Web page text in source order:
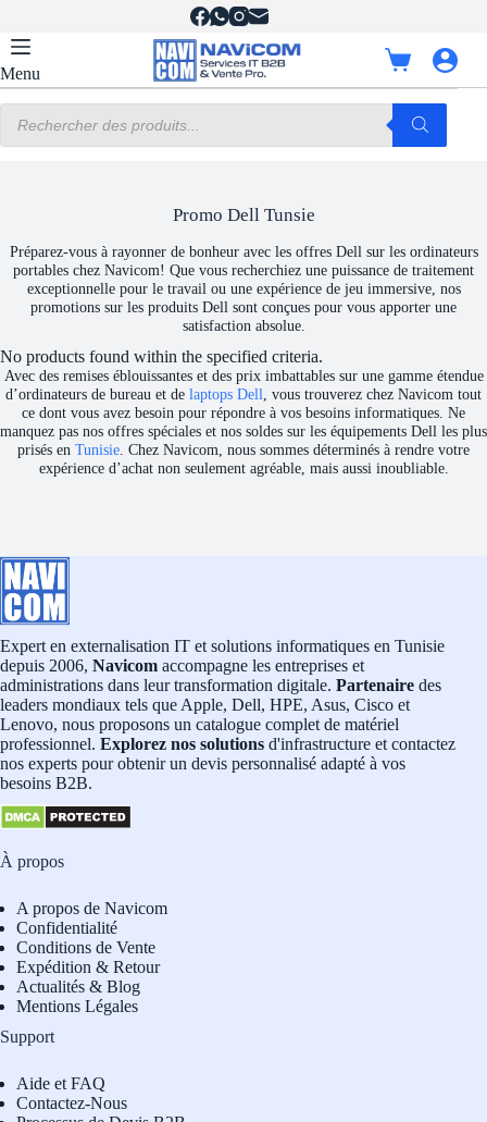
contenu
Menu
Panier
d’achat
produits
Promo Dell Tunsie
Préparez-vous à rayonner de bonheur avec les offres Dell sur les ordinateurs
portables chez Navicom! Que vous recherchiez une puissance de traitement
exceptionnelle pour le travail ou une expérience de jeu immersive, nos
promotions sur les produits Dell sont conçues pour vous apporter une
satisfaction absolue.
No products found within the specified criteria.
Avec des remises éblouissantes et des prix imbattables sur une gamme étendue
d’ordinateurs de bureau et de laptops Dell, vous trouverez chez Navicom tout
ce dont vous avez besoin pour répondre à vos besoins informatiques. Ne
manquez pas nos offres spéciales et nos soldes sur les équipements Dell les plus
prisés en Tunisie. Chez Navicom, nous sommes déterminés à rendre votre
expérience d’achat non seulement agréable, mais aussi inoubliable.
Expert en externalisation IT et solutions informatiques en Tunisie
depuis 2006, Navicom accompagne les entreprises et
administrations dans leur transformation digitale. Partenaire des
leaders mondiaux tels que Apple, Dell, HPE, Asus, Cisco et
Lenovo, nous proposons un catalogue complet de matériel
professionnel. Explorez nos solutions d'infrastructure et contactez
nos experts pour obtenir un devis personnalisé adapté à vos
besoins B2B.
À propos
A propos de Navicom
Confidentialité
Conditions de Vente
Expédition & Retour
Actualités & Blog
Mentions Légales
Support
Aide et FAQ
Contactez-Nous